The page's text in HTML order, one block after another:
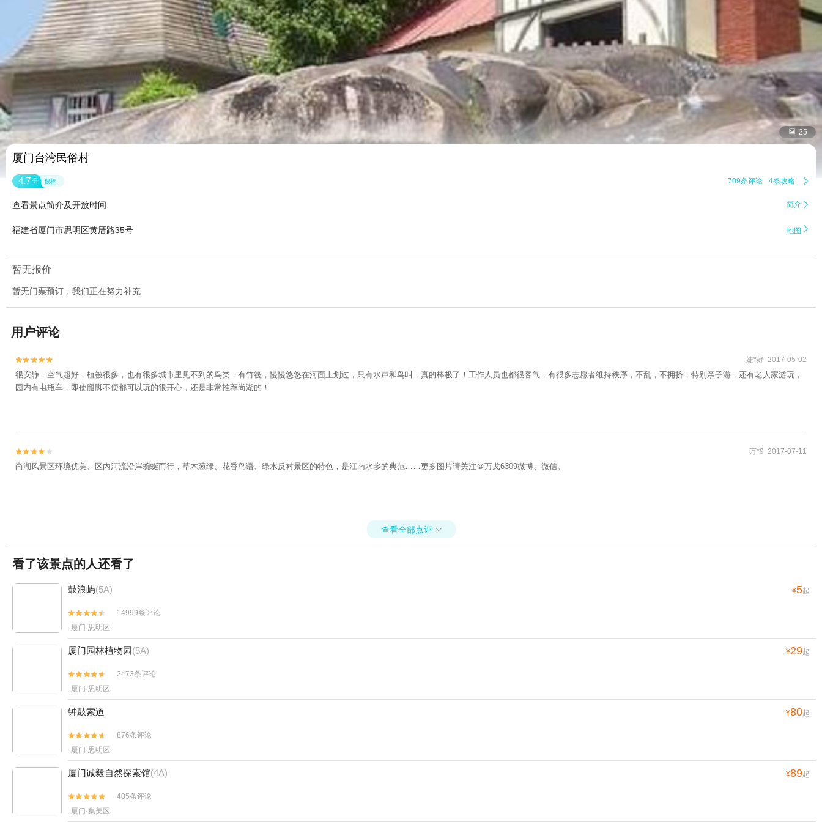
 25
厦门台湾民俗村
4.7 分 很棒 709条评论 4条攻略 
查看景点简介及开放时间 简介 
福建省厦门市思明区黄厝路35号 地图 
暂无报价
暂无门票预订，我们正在努力补充
用户评论

 婕*妤 2017-05-02
很安静，空气超好，植被很多，也有很多城市里见不到的鸟类，有竹筏，慢慢悠悠在河面上划过，只有水声和鸟叫，真的棒极了！工作人员也都很客气，有很多志愿者维持秩序，不乱，不拥挤，特别亲子游，还有老人家游玩，
园内有电瓶车，即使腿脚不便都可以玩的很开心，还是非常推荐尚湖的！

 万*9 2017-07-11
尚湖风景区环境优美、区内河流沿岸蜿蜒而行，草木葱绿、花香鸟语、绿水反衬景区的特色，是江南水乡的典范……更多图片请关注＠万戈6309微博、微信。
查看全部点评 
看了该景点的人还看了
鼓浪屿(5A) ¥5起


14999条评论
厦门·思明区
厦门园林植物园(5A) ¥29起


2473条评论
厦门·思明区
钟鼓索道 ¥80起


876条评论
厦门·思明区
厦门诚毅自然探索馆(4A) ¥89起


405条评论
厦门·集美区